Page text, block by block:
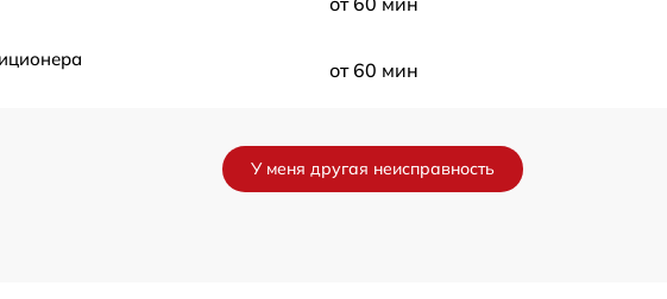
от 60 мин
У меня другая неисправность